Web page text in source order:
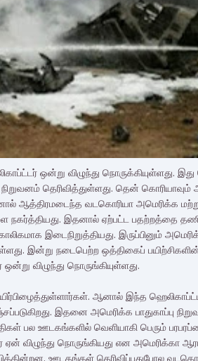
ஒன்று விழுந்து நொருக்கியுள்ளது. இது
தெரிவித்துள்ளது. தென் கொரியாவும்
ஆத்திரமடைந்த வடகொரியா அமெரிக்க
நகர்த்தியது. இதனால் ஏற்பட்ட பதற்றத்தை
இடைநிறுத்தியது. இருப்பினும்
இன்று நடைபெற்ற ஒத்திகைப்
விழுந்து நொருங்கியுள்ளது.
ஆனால் இந்த
இதனை அமெரிக்க பாதுகாப்பு
பல ஊடகங்களில் வெளியாகி பெரும்
ஏன் விழுந்து நொருங்கியது என அமெரிக்கா
ஊடகங்கள் தெரிவிப்பதுபோல